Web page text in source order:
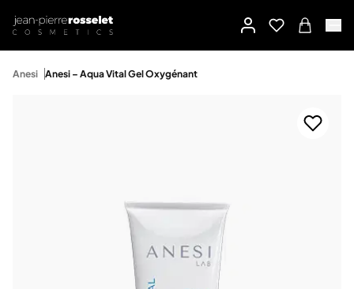
Anesi Anesi – Aqua Vital Gel Oxygénant